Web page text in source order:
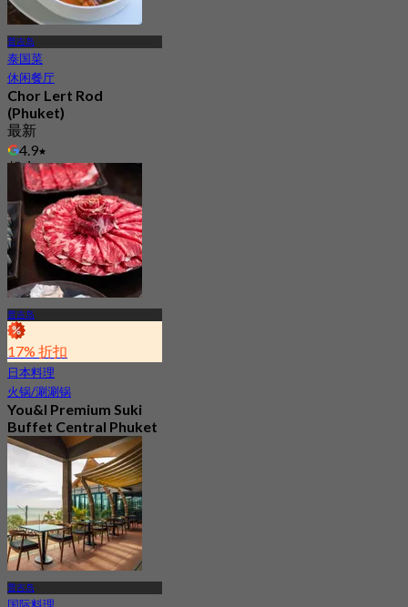
普吉岛
泰国菜
休闲餐厅
Chor Lert Rod
(Phuket)
最新
4.9
起฿ 287.5
普吉岛
17% 折扣
日本料理
火锅/涮涮锅
You&I Premium Suki
Buffet Central Phuket
(Phuket)
658 已预订
起 ฿ 698
普吉岛